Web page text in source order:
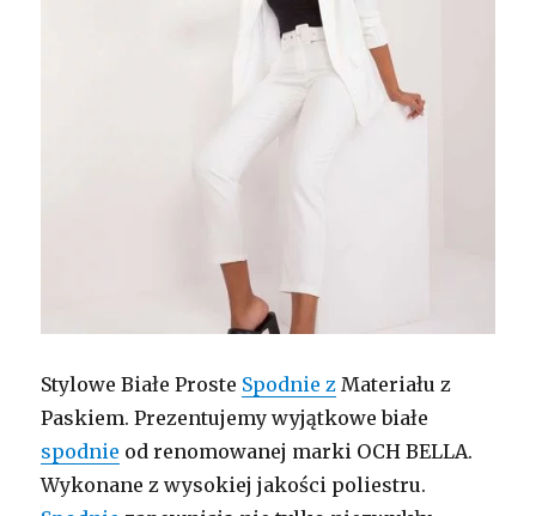
Stylowe Białe Proste Spodnie z Materiału z
Paskiem. Prezentujemy wyjątkowe białe
spodnie od renomowanej marki OCH BELLA.
Wykonane z wysokiej jakości poliestru.